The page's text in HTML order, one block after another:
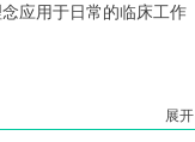
应用于日常的临床工作
展开